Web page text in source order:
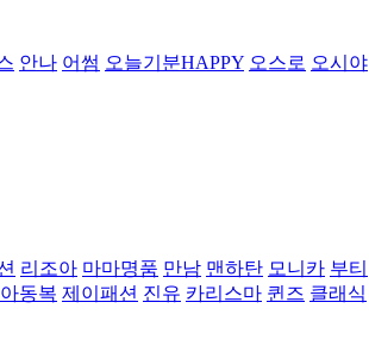
안나 어썸 오늘기분HAPPY 오스로 오시야
리조아 마마명품 만남 맨하탄 모니카 부티
동복 제이패션 진유 카리스마 퀸즈 클래식